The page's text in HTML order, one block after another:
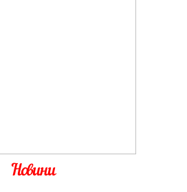
Новини